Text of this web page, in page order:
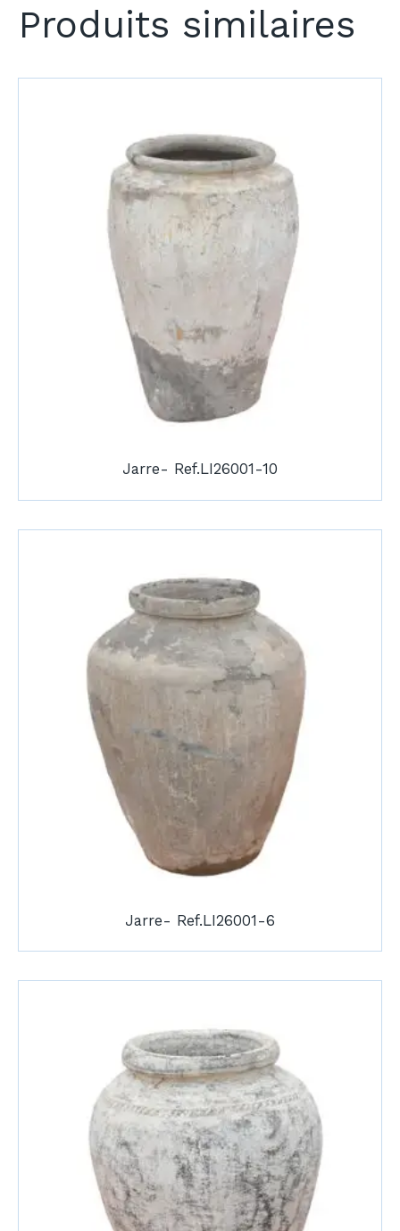
Produits similaires
Jarre- Ref.LI26001-10
Jarre- Ref.LI26001-6